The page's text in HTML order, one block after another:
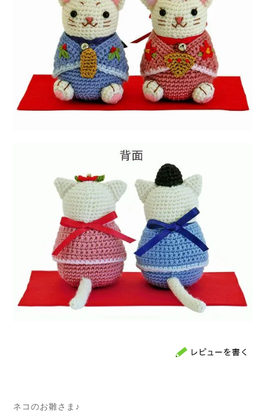
ネコのお雛さま♪